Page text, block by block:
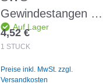
Gewindestangen vz
1m M6
Auf Lager
Regulärer Preis:
4,52 €
1 STÜCK
Preise inkl. MwSt. zzgl.
Versandkosten